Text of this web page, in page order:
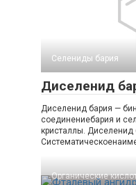
Селениды бария‎
Диселенид
Диселенид бария —
соединениебария и
кристаллы.
Органические